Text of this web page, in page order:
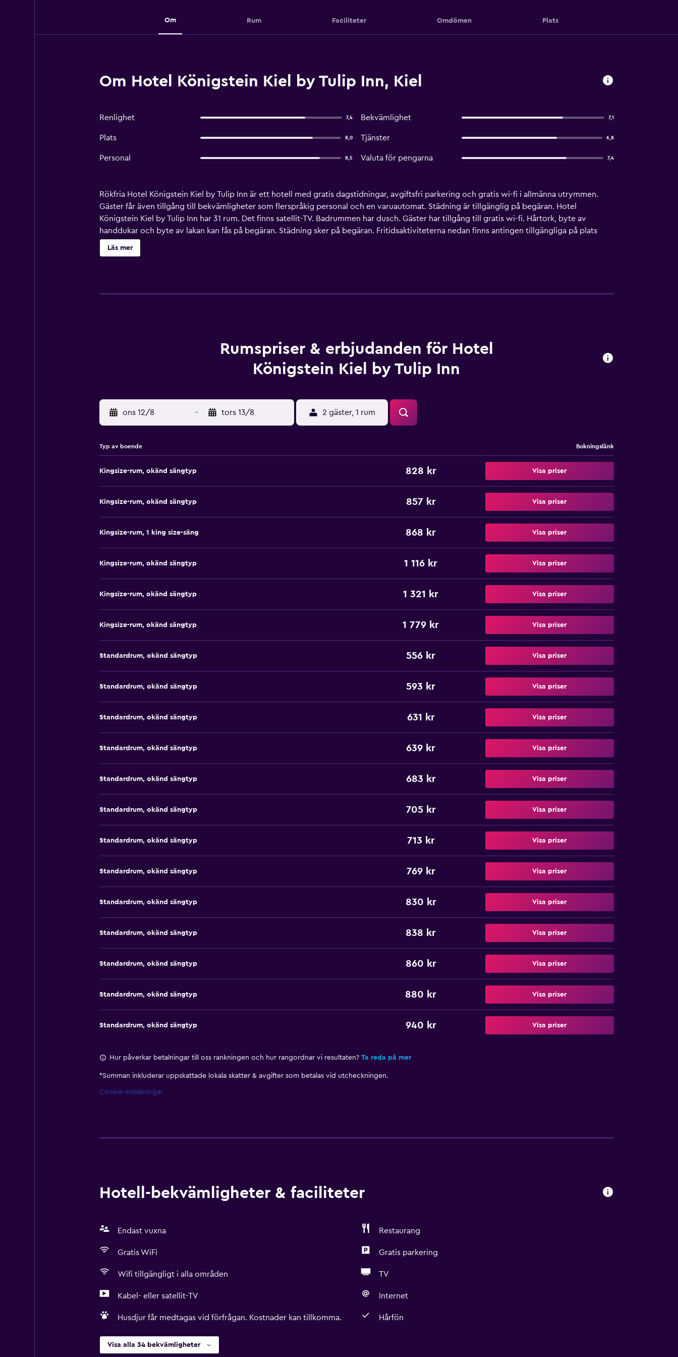
Om Rum Faciliteter Omdömen Plats
Om Hotel Königstein Kiel by Tulip Inn, Kiel
Renlighet 7,4 Bekvämlighet 7,1
Plats 8,0 Tjänster 6,8
Personal 8,5 Valuta för pengarna 7,4
Rökfria Hotel Königstein Kiel by Tulip Inn är ett hotell med gratis dagstidningar, avgiftsfri parkering och gratis wi-fi i allmänna utrymmen.
Gäster får även tillgång till bekvämligheter som flerspråkig personal och en varuautomat. Städning är tillgänglig på begäran. Hotel
Königstein Kiel by Tulip Inn har 31 rum. Det finns satellit-TV. Badrummen har dusch. Gäster har tillgång till gratis wi-fi. Hårtork, byte av
handdukar och byte av lakan kan fås på begäran. Städning sker på begäran. Fritidsaktiviteterna nedan finns antingen tillgängliga på plats
eller i närheten. Avgifter kan tillkomma.
Läs mer
Rumspriser & erbjudanden för Hotel
Königstein Kiel by Tulip Inn
ons 12/8 - tors 13/8 2 gäster, 1 rum
Typ av boende Bokningslänk
Kingsize-rum, okänd sängtyp 828 kr Visa priser
Kingsize-rum, okänd sängtyp 857 kr Visa priser
Kingsize-rum, 1 king size-säng 868 kr Visa priser
Kingsize-rum, okänd sängtyp 1 116 kr Visa priser
Kingsize-rum, okänd sängtyp 1 321 kr Visa priser
Kingsize-rum, okänd sängtyp 1 779 kr Visa priser
Standardrum, okänd sängtyp 556 kr Visa priser
Standardrum, okänd sängtyp 593 kr Visa priser
Standardrum, okänd sängtyp 631 kr Visa priser
Standardrum, okänd sängtyp 639 kr Visa priser
Standardrum, okänd sängtyp 683 kr Visa priser
Standardrum, okänd sängtyp 705 kr Visa priser
Standardrum, okänd sängtyp 713 kr Visa priser
Standardrum, okänd sängtyp 769 kr Visa priser
Standardrum, okänd sängtyp 830 kr Visa priser
Standardrum, okänd sängtyp 838 kr Visa priser
Standardrum, okänd sängtyp 860 kr Visa priser
Standardrum, okänd sängtyp 880 kr Visa priser
Standardrum, okänd sängtyp 940 kr Visa priser
Hur påverkar betalningar till oss rankningen och hur rangordnar vi resultaten? Ta reda på mer
*Summan inkluderar uppskattade lokala skatter & avgifter som betalas vid utcheckningen.
Cookie-inställningar
Hotell-bekvämligheter & faciliteter
Endast vuxna Restaurang
Gratis WiFi Gratis parkering
Wifi tillgängligt i alla områden TV
Kabel- eller satellit-TV Internet
Husdjur får medtagas vid förfrågan. Kostnader kan tillkomma. Hårfön
Visa alla 34 bekvämligheter